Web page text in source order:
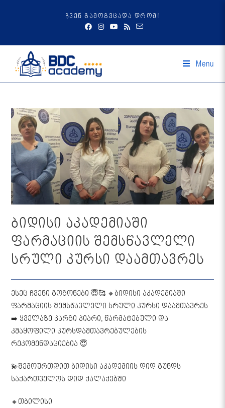
ჩვენ გამოგვცადა დრომ!
Menu
ბიდისი აკადემიაში
ფარმაციის შემსწავლელი
სრული კურსი დაამთავრეს
ესეც ჩვენი გოგონები 😇🥰 🔸️ბიდისი აკადემიაში
ფარმაციის შემსწავლელი სრული კურსი დაამთავრეს
➡️ ყველაზე კარგი პიარი, წარმატებული და
კმაყოფილი კურსდამთავრებულების
რეკომენდაციებია 😇
💫შემოურთდით ბიდისი აკადემიის დიდ გუნდს
საქართველოს დიდ ქალაქებში
🔸️თბილისი